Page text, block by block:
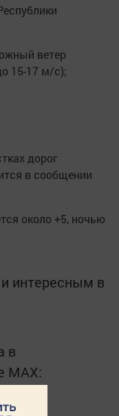
ветер
15-17 м/с);
дорог
в сообщении
около +5, ночью
интересным в
в
MАХ: